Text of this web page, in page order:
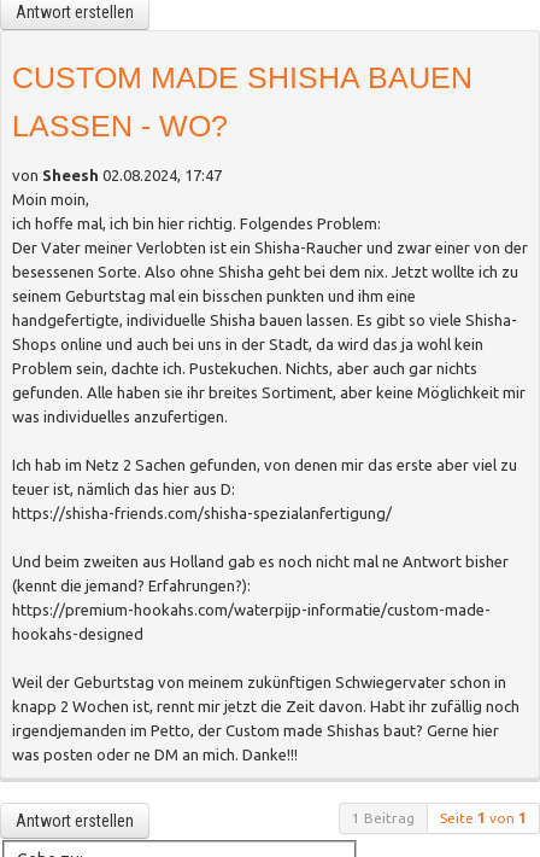
Antwort erstellen
CUSTOM MADE SHISHA BAUEN
LASSEN - WO?
von Sheesh 02.08.2024, 17:47
Moin moin,
ich hoffe mal, ich bin hier richtig. Folgendes Problem:
Der Vater meiner Verlobten ist ein Shisha-Raucher und zwar einer von der
besessenen Sorte. Also ohne Shisha geht bei dem nix. Jetzt wollte ich zu
seinem Geburtstag mal ein bisschen punkten und ihm eine
handgefertigte, individuelle Shisha bauen lassen. Es gibt so viele Shisha-
Shops online und auch bei uns in der Stadt, da wird das ja wohl kein
Problem sein, dachte ich. Pustekuchen. Nichts, aber auch gar nichts
gefunden. Alle haben sie ihr breites Sortiment, aber keine Möglichkeit mir
was individuelles anzufertigen.
Ich hab im Netz 2 Sachen gefunden, von denen mir das erste aber viel zu
teuer ist, nämlich das hier aus D:
https://shisha-friends.com/shisha-spezialanfertigung/
Und beim zweiten aus Holland gab es noch nicht mal ne Antwort bisher
(kennt die jemand? Erfahrungen?):
https://premium-hookahs.com/waterpijp-informatie/custom-made-
hookahs-designed
Weil der Geburtstag von meinem zukünftigen Schwiegervater schon in
knapp 2 Wochen ist, rennt mir jetzt die Zeit davon. Habt ihr zufällig noch
irgendjemanden im Petto, der Custom made Shishas baut? Gerne hier
was posten oder ne DM an mich. Danke!!!
Antwort erstellen 1 Beitrag Seite 1 von 1